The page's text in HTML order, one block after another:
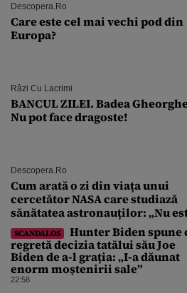
Descopera.ro
Care este cel mai vechi pod din
Europa?
Râzi Cu Lacrimi
BANCUL ZILEI. Badea
Nu pot face dragoste!
Descopera.ro
Cum arată o zi din viața unui
cercetător NASA care studiază
sănătatea astronauților: „Nu
o știință complicată”
SCANDALOS
Hunter Biden spune
regretă decizia tatălui său Joe
Biden de a-l grația: „I-a dăunat
enorm moștenirii sale”
22:58